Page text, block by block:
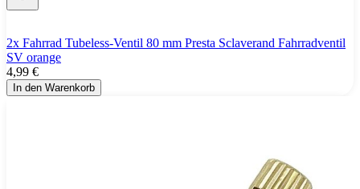
2x Fahrrad Tubeless-Ventil 80 mm Presta Sclaverand Fahrradventil
SV orange
4,99 €
In den Warenkorb